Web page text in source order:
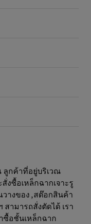
ลูกค้าที่อยู่บริเวณ
งซื้อเหล็กฉากเจาะรู
างของ ,สต๊อกสินค้า
สามารถสั่งตัดได้ เรา
ซื้อชั้นเหล็กฉาก